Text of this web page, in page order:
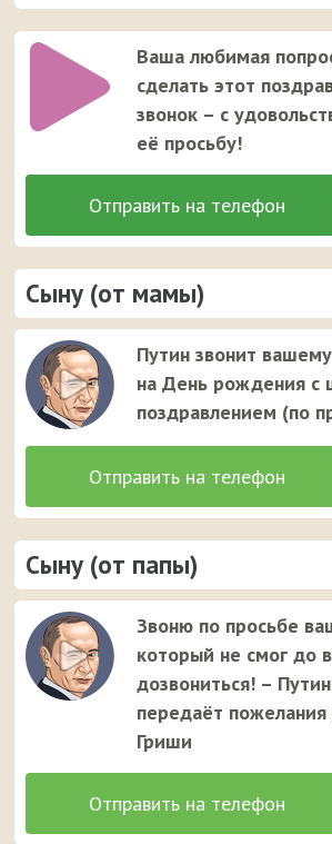
Ваша любимая
сделать этот
звонок – с
её просьбу!
Сыну (от мамы)
Путин звонит
на День рождения с
поздравлением (по
Сыну (от папы)
Звоню по просьбе
который не смог до
дозвониться! –
передаёт
Гриши